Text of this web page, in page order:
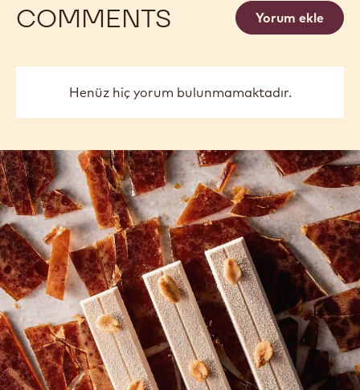
COMMENTS Yorum ekle
Henüz hiç yorum bulunmamaktadır.